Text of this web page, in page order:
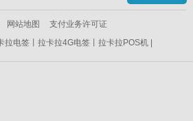
网站地图
支付业务许可证
电签丨拉卡拉4G电签丨拉卡拉POS机 |